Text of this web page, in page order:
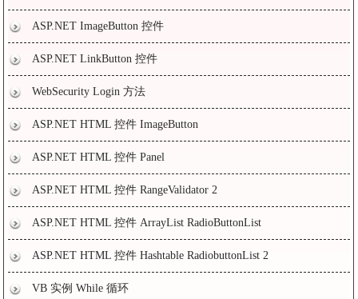
ASP.NET ImageButton 控件
ASP.NET LinkButton 控件
WebSecurity Login 方法
ASP.NET HTML 控件 ImageButton
ASP.NET HTML 控件 Panel
ASP.NET HTML 控件 RangeValidator 2
ASP.NET HTML 控件 ArrayList RadioButtonList
ASP.NET HTML 控件 Hashtable RadiobuttonList 2
VB 实例 While 循环